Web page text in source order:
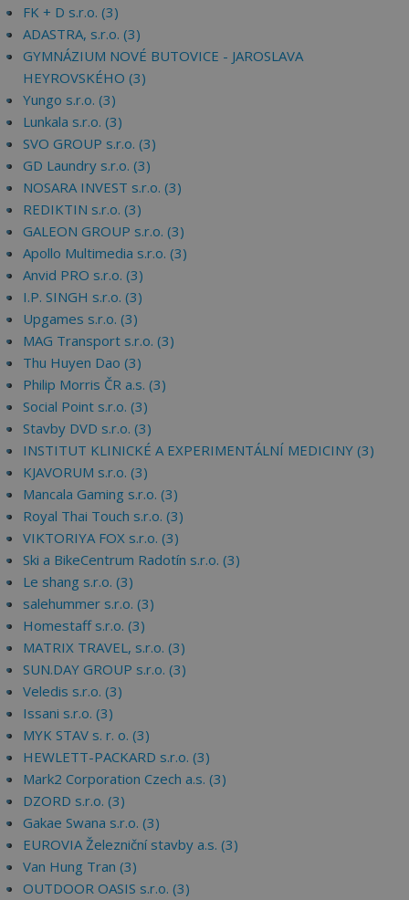
FK + D s.r.o. (3)
ADASTRA, s.r.o. (3)
GYMNÁZIUM NOVÉ BUTOVICE - JAROSLAVA
HEYROVSKÉHO (3)
Yungo s.r.o. (3)
Lunkala s.r.o. (3)
SVO GROUP s.r.o. (3)
GD Laundry s.r.o. (3)
NOSARA INVEST s.r.o. (3)
REDIKTIN s.r.o. (3)
GALEON GROUP s.r.o. (3)
Apollo Multimedia s.r.o. (3)
Anvid PRO s.r.o. (3)
I.P. SINGH s.r.o. (3)
Upgames s.r.o. (3)
MAG Transport s.r.o. (3)
Thu Huyen Dao (3)
Philip Morris ČR a.s. (3)
Social Point s.r.o. (3)
Stavby DVD s.r.o. (3)
INSTITUT KLINICKÉ A EXPERIMENTÁLNÍ MEDICINY (3)
KJAVORUM s.r.o. (3)
Mancala Gaming s.r.o. (3)
Royal Thai Touch s.r.o. (3)
VIKTORIYA FOX s.r.o. (3)
Ski a BikeCentrum Radotín s.r.o. (3)
Le shang s.r.o. (3)
salehummer s.r.o. (3)
Homestaff s.r.o. (3)
MATRIX TRAVEL, s.r.o. (3)
SUN.DAY GROUP s.r.o. (3)
Veledis s.r.o. (3)
Issani s.r.o. (3)
MYK STAV s. r. o. (3)
HEWLETT-PACKARD s.r.o. (3)
Mark2 Corporation Czech a.s. (3)
DZORD s.r.o. (3)
Gakae Swana s.r.o. (3)
EUROVIA Železniční stavby a.s. (3)
Van Hung Tran (3)
OUTDOOR OASIS s.r.o. (3)